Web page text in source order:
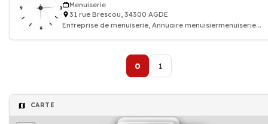
Menuiserie
31 rue Brescou, 34300 AGDE
Entreprise de menuiserie, Annuaire menuisiermenuiserie...
0 1
CARTE